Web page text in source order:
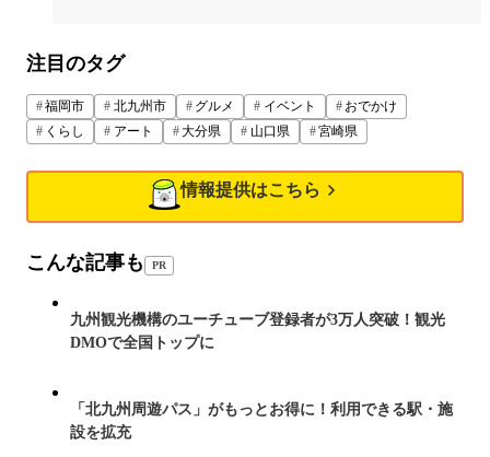
注目のタグ
福岡市 北九州市 グルメ イベント
おでかけ
くらし
アート 大分県 山口県 宮崎県
情報提供はこちら
こんな記事も PR
九州観光機構のユーチューブ登録者が3万人突破！観光
DMOで全国トップに
「北九州周遊パス」がもっとお得に！利用できる駅・施
設を拡充